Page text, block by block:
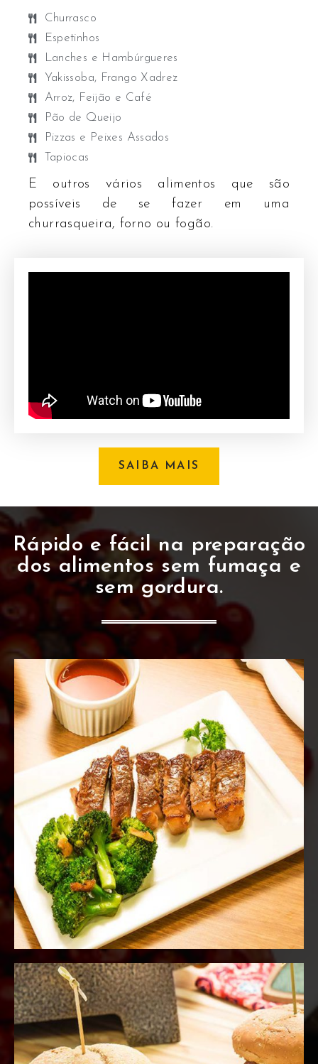
Churrasco
Espetinhos
Lanches e Hambúrgueres
Yakissoba, Frango Xadrez ​
Arroz, Feijão e Café
Pão de Queijo
Pizzas e Peixes Assados
Tapiocas
E outros vários alimentos que são
possíveis de se fazer em uma
churrasqueira, forno ou fogão.
SAIBA MAIS
Rápido e fácil na preparação
dos alimentos sem fumaça e
sem gordura.